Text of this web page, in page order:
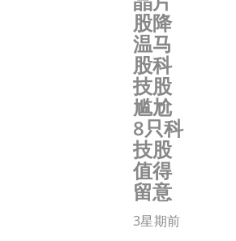
股降
温马
股科
技股
尴尬
8只科
技股
值得
留意
3星期前